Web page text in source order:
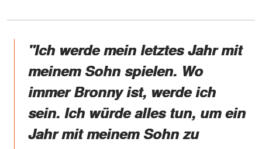
"Ich werde mein letztes Jahr mit
meinem Sohn spielen. Wo
immer Bronny ist, werde ich
sein. Ich würde alles tun, um ein
Jahr mit meinem Sohn zu